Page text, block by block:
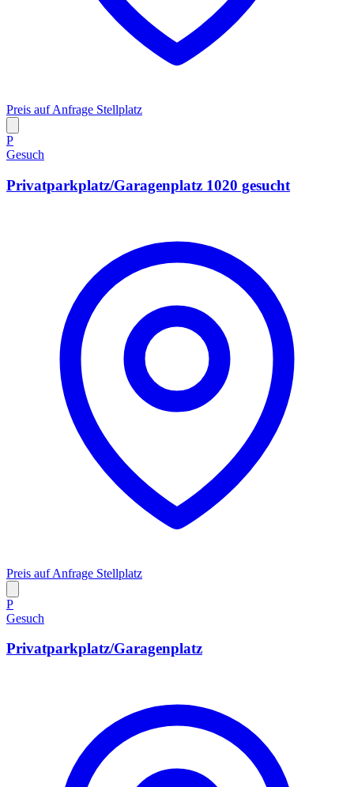
Preis auf Anfrage Stellplatz
P
Gesuch
Privatparkplatz/Garagenplatz 1020 gesucht
Preis auf Anfrage Stellplatz
P
Gesuch
Privatparkplatz/Garagenplatz